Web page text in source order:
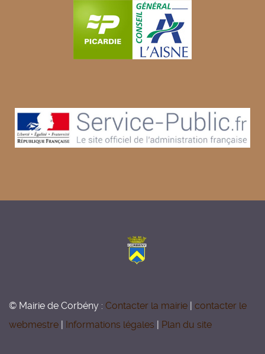
© Mairie de Corbény : Contacter la mairie | contacter le
webmestre | Informations légales | Plan du site